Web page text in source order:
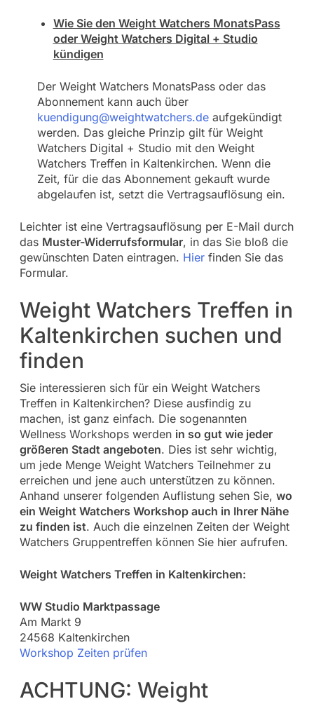
Wie Sie den Weight Watchers MonatsPass
oder Weight Watchers Digital + Studio
kündigen
Der Weight Watchers MonatsPass oder das
Abonnement kann auch über
kuendigung@weightwatchers.deaufgekündigt
werden. Das gleiche Prinzip gilt für Weight
Watchers Digital + Studio mit den Weight
Watchers Treffen in Kaltenkirchen. Wenn die
Zeit, für die das Abonnement gekauft wurde
abgelaufen ist, setzt die Vertragsauflösung ein.
Leichter ist eine Vertragsauflösung per E-Mail durch
das Muster-Widerrufsformular, in das Sie bloß die
gewünschten Daten eintragen. Hierfinden Sie das
Formular.
Weight Watchers Treffen in
Kaltenkirchen suchen und
finden
Sie interessieren sich für ein Weight Watchers
Treffen in Kaltenkirchen? Diese ausfindig zu
machen, ist ganz einfach. Die sogenannten
Wellness Workshops werden in so gut wie jeder
größeren Stadt angeboten. Dies ist sehr wichtig,
um jede Menge Weight Watchers Teilnehmer zu
erreichen und jene auch unterstützen zu können.
Anhand unserer folgenden Auflistung sehen Sie, wo
ein Weight Watchers Workshop auch in Ihrer Nähe
zu finden ist. Auch die einzelnen Zeiten der Weight
Watchers Gruppentreffen können Sie hier aufrufen.
Weight Watchers Treffen in Kaltenkirchen:
WW Studio Marktpassage
Am Markt 9
24568 Kaltenkirchen
Workshop Zeiten prüfen
ACHTUNG: Weight